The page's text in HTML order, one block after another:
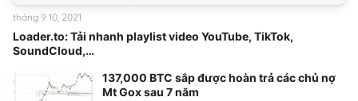
Loader.to: Tải nhanh playlist video YouTube, TikTok,
SoundCloud,…
tháng 9 10, 2021
137,000 BTC sắp được hoàn trả các chủ nợ
Mt Gox sau 7 năm